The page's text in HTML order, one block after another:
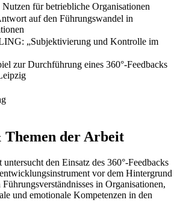
für betriebliche Organisationen
auf den Führungswandel in
„Subjektivierung und Kontrolle im
zur Durchführung eines 360°-Feedbacks
Themen der Arbeit
den Einsatz des 360°-Feedbacks
vor dem Hintergrund
in Organisationen,
und emotionale Kompetenzen in den